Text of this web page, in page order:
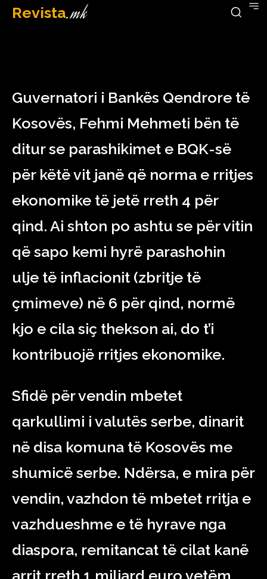
Revista.mk
January 2, 2023
Guvernatori i Bankës Qendrore të
Kosovës, Fehmi Mehmeti bën të
ditur se parashikimet e BQK-së
për këtë vit janë që norma e rritjes
ekonomike të jetë rreth 4 për
qind. Ai shton po ashtu se për vitin
që sapo kemi hyrë parashohin
ulje të inflacionit (zbritje të
çmimeve) në 6 për qind, normë
kjo e cila siç thekson ai, do t’i
kontribuojë rritjes ekonomike.
Sfidë për vendin mbetet
qarkullimi i valutës serbe, dinarit
në disa komuna të Kosovës me
shumicë serbe. Ndërsa, e mira për
vendin, vazhdon të mbetet rritja e
vazhdueshme e të hyrave nga
diaspora, remitancat të cilat kanë
arrit rreth 1 miliard euro vetëm